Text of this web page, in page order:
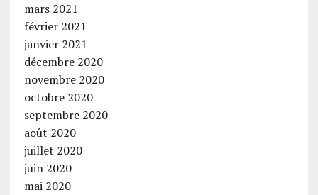
mars 2021
février 2021
janvier 2021
décembre 2020
novembre 2020
octobre 2020
septembre 2020
août 2020
juillet 2020
juin 2020
mai 2020